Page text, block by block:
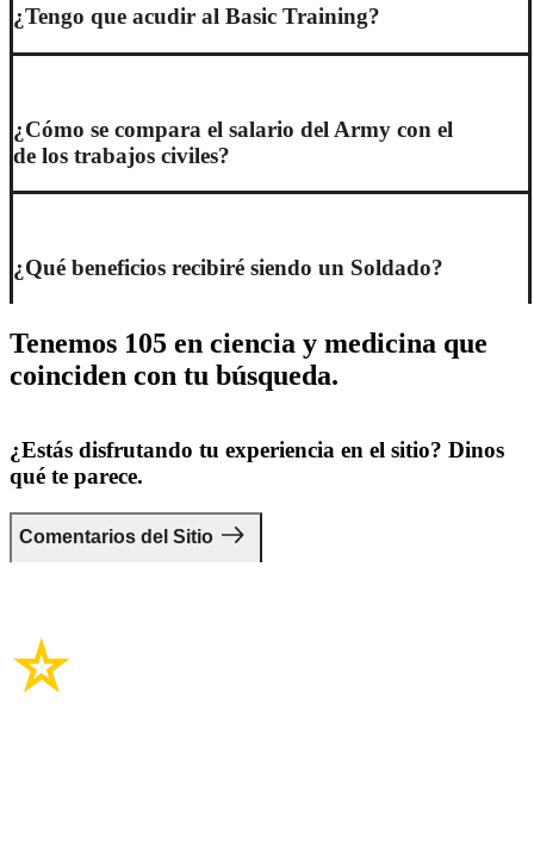
¿Tengo que acudir al Basic Training?
¿Cómo se compara el salario del Army con el
de los trabajos civiles?
¿Qué beneficios recibiré siendo un Soldado?
Tenemos 105 en ciencia y medicina que
coinciden con tu búsqueda.
¿Estás disfrutando tu experiencia en el sitio? Dinos
qué te parece.
Comentarios del Sitio